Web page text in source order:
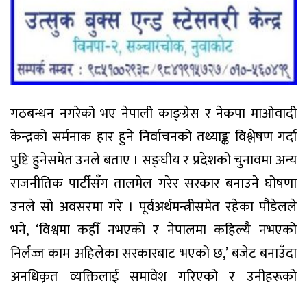
गठबन्धन नगरेको भए नेपाली काङ्ग्रेस र नेकपा माओवादी
केन्द्रको सर्मनाक हार हुने निर्वाचनको तथ्याङ्क विश्लेषण गर्दा
पुष्टि हुनेसमेत उनले बताए । सङ्घीय र प्रदेशको चुनावमा अन्य
राजनीतिक पार्टीसँग तालमेल गरेर सरकार बनाउने घोषणा
उनले सो अवसरमा गरे । पूर्वअर्थमन्त्रीसमेत रहेका पौडेलले
भने, ‘विश्वमा कहीँ नभएको र नेपालमा कहिल्यै नभएको
निर्लज्ज काम अहिलेका सरकारबाट भएको छ,’ बजेट बनाउँदा
अनधिकृत व्यक्तिलाई समावेश गरिएको र उनीहरूको